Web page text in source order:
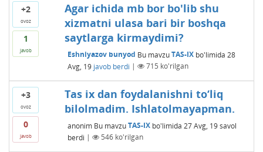
+2
ovoz
1
javob
Agar ichida mb bor bo'lib shu
xizmatni ulasa bari bir boshqa
saytlarga kirmaydimi?
Eshniyazov bunyod Bu mavzuTAS-IXbo'limida 28
Avg, 19 javob berdi | 715 ko'rilgan
+3
ovoz
0
javob
Tas ix dan foydalanishni to‘liq
bilolmadim. Ishlatolmayapman.
anonim Bu mavzuTAS-IXbo'limida 27 Avg, 19 savol
berdi | 546ko'rilgan